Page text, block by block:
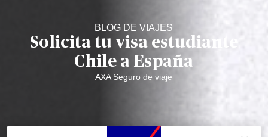
BLOG DE VIAJES
Solicita tu visa estudiante
Chile a España
AXA Seguro de viaje